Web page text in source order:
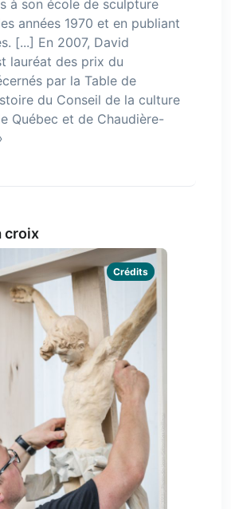
à son école de sculpture
années 1970 et en publiant
[...] En 2007, David
lauréat des prix du
par la Table de
du Conseil de la culture
Québec et de Chaudière-
croix
Crédits